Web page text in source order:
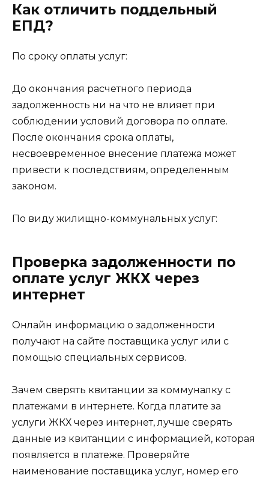
Как отличить поддельный
ЕПД?
По сроку оплаты услуг:
До окончания расчетного периода
задолженность ни на что не влияет при
соблюдении условий договора по оплате.
После окончания срока оплаты,
несвоевременное внесение платежа может
привести к последствиям, определенным
законом.
По виду жилищно-коммунальных услуг:
Проверка задолженности по
оплате услуг ЖКХ через
интернет
Онлайн информацию о задолженности
получают на сайте поставщика услуг или с
помощью специальных сервисов.
Зачем сверять квитанции за коммуналку с
платежами в интернете. Когда платите за
услуги ЖКХ через интернет, лучше сверять
данные из квитанции с информацией, которая
появляется в платеже. Проверяйте
наименование поставщика услуг, номер его